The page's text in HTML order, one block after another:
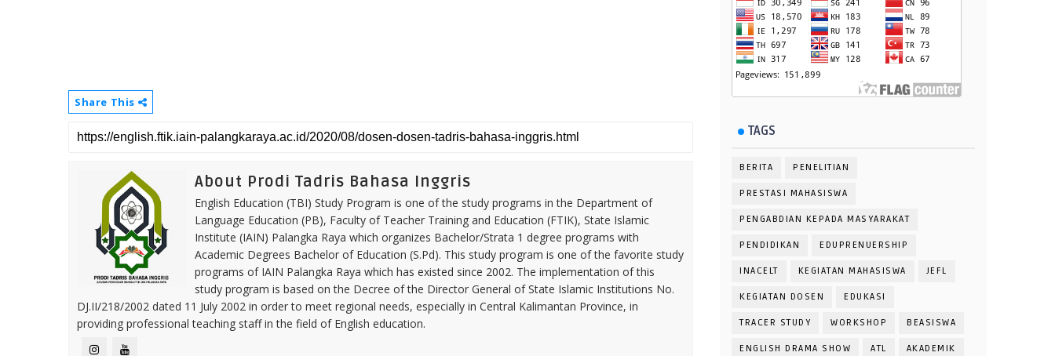
Share This
About Prodi Tadris Bahasa Inggris
English Education (TBI) Study Program is one of the study programs in the Department of
Language Education (PB), Faculty of Teacher Training and Education (FTIK), State Islamic
Institute (IAIN) Palangka Raya which organizes Bachelor/Strata 1 degree programs with
Academic Degrees Bachelor of Education (S.Pd). This study program is one of the favorite study
programs of IAIN Palangka Raya which has existed since 2002. The implementation of this
study program is based on the Decree of the Director General of State Islamic Institutions No.
DJ.II/218/2002 dated 11 July 2002 in order to meet regional needs, especially in Central Kalimantan Province, in
providing professional teaching staff in the field of English education.
TAGS
BERITA PENELITIAN
PRESTASI MAHASISWA
PENGABDIAN KEPADA MASYARAKAT
PENDIDIKAN EDUPRENUERSHIP
INACELT KEGIATAN MAHASISWA JEFL
KEGIATAN DOSEN EDUKASI
TRACER STUDY WORKSHOP BEASISWA
ENGLISH DRAMA SHOW ATL AKADEMIK